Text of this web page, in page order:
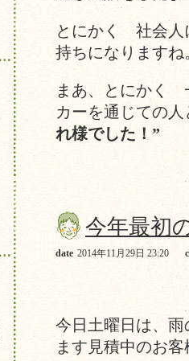
とにかく 社会人
持ちになりますね
まあ、とにかく
カーを通じての
れ様でした！”
今年最初
date 2014年11月29日 23:20
今日土曜日は、
ます見積中のお